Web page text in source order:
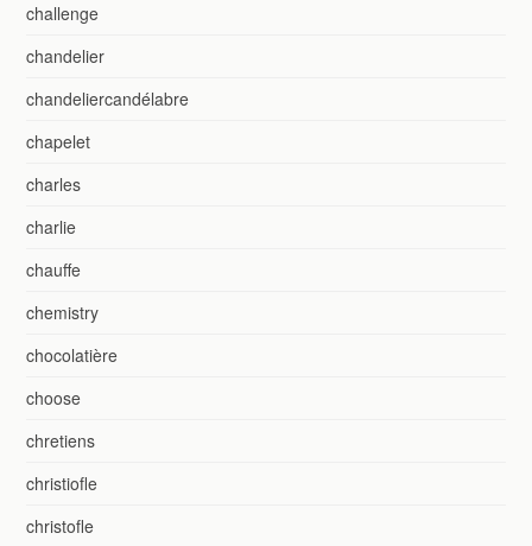
challenge
chandelier
chandeliercandélabre
chapelet
charles
charlie
chauffe
chemistry
chocolatière
choose
chretiens
christiofle
christofle